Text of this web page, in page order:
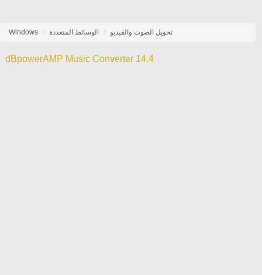
Windows الوسائط المتعددة تحويل الصوت والفيديو
dBpowerAMP Music Converter 14.4